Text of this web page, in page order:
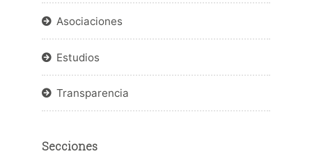
Asociaciones
Estudios
Transparencia
Secciones